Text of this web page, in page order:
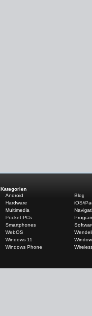
Kategorien
Android
Blog
Hardware
iOS/
Multimedia
Pocket PCs
Smartphones
WebOS
Windows 11
Windows Phone